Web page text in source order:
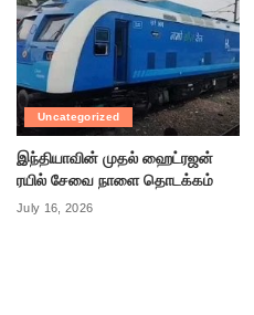
Uncategorized
இந்தியாவின் முதல் ஹைட்ரஜன்
ரயில் சேவை நாளை தொடக்கம்
July 16, 2026